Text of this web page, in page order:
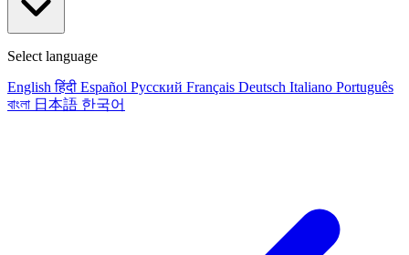
Select language
English हिंदी Español Русский Français Deutsch Italiano Português
বাংলা 日本語 한국어